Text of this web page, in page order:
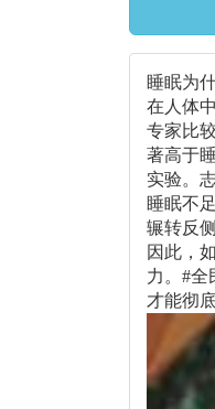
睡眠为
在人体
专家比
著高于
实验。
睡眠不
辗转反
因此，
力。#全
才能彻